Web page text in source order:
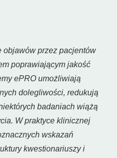
objawów przez pacjentów
poprawiającym jakość
ePRO umożliwiają
dolegliwości, redukują
badaniach wiążą
W praktyce klinicznej
wskazań
kwestionariuszy i